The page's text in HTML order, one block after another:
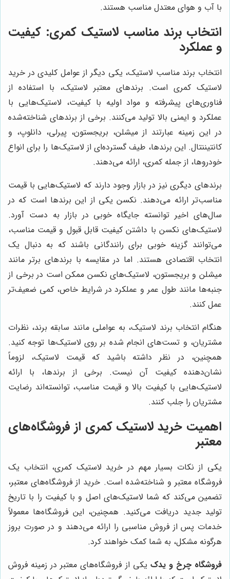
با آب و هوای معتدل مناسب هستند.
انتخاب برند مناسب لاستیک کمری: کیفیت
و عملکرد
انتخاب برند مناسب لاستیک، یکی دیگر از عوامل کلیدی در خرید
لاستیک کمری است. برندهای معتبر لاستیک، با استفاده از
فناوری‌های پیشرفته و مواد اولیه با کیفیت، لاستیک‌هایی با
عملکرد و ایمنی بالا تولید می‌کنند. برخی از برندهای شناخته‌شده
در این زمینه عبارتند از میشلن، بریجستون، پیرلی، دانلوپ، و
کانتیننتال. این برندها، طیف گسترده‌ای از لاستیک‌ها را برای انواع
خودروها، از جمله کمری، ارائه می‌دهند.
برندهای دیگری نیز در بازار وجود دارند که لاستیک‌هایی با قیمت
مناسب‌تر ارائه می‌دهند. نکسن یکی از این برندها است که در
سال‌های اخیر توانسته جایگاه خوبی در بازار به دست آورد.
لاستیک‌های نکسن با داشتن کیفیت قابل قبول و قیمت مناسب،
می‌توانند گزینه خوبی برای رانندگانی باشند که به دنبال یک
انتخاب اقتصادی هستند. اما در مقایسه با برندهای برتر مانند
میشلن و بریجستون، لاستیک‌های نکسن ممکن است در برخی از
جنبه‌ها مانند طول عمر و عملکرد در شرایط خاص، کمی ضعیف‌تر
عمل کنند.
هنگام انتخاب برند لاستیک، به عواملی مانند سابقه برند، نظرات
مشتریان، و تست‌های انجام شده بر روی لاستیک‌ها توجه کنید.
همچنین، در نظر داشته باشید که قیمت لاستیک، لزوماً
نشان‌دهنده کیفیت آن نیست. برخی از برندها، با ارائه
لاستیک‌هایی با کیفیت بالا و قیمت مناسب، توانسته‌اند رضایت
مشتریان را جلب کنند.
اهمیت خرید لاستیک کمری از فروشگاه‌های
معتبر
یکی از نکات بسیار مهم در خرید لاستیک کمری، انتخاب یک
فروشگاه معتبر و شناخته‌شده است. خرید از فروشگاه‌های معتبر،
تضمین می‌کند که شما لاستیک‌های اصل و با کیفیت را با تاریخ
تولید جدید دریافت می‌کنید. همچنین، این فروشگاه‌ها معمولاً
خدمات پس از فروش مناسبی را ارائه می‌دهند و در صورت بروز
هرگونه مشکل، به شما کمک خواهند کرد.
فروشگاه چرخ و یدک یکی از فروشگاه‌های معتبر در زمینه فروش